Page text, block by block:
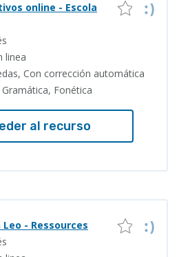
online - Escola
linea
Con corrección automática
Fonética
al recurso
- Ressources